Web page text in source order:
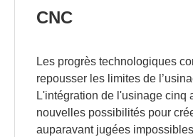
CNC
Les progrès technologiques
repousser les limites de
L'intégration de l'usinage cinq
nouvelles possibilités pour
auparavant jugées